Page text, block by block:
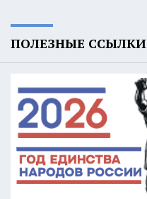
ПОЛЕЗНЫЕ ССЫЛКИ